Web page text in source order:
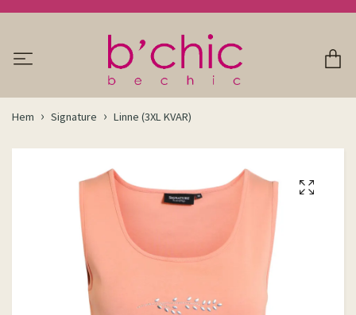
Hem Signature Linne (3XL KVAR)